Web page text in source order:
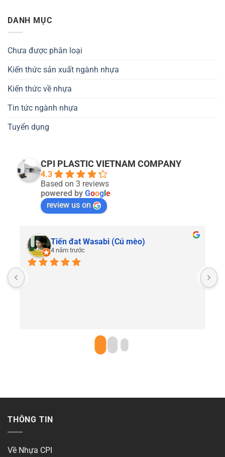
DANH MỤC
Chưa được phân loại
Kiến thức sản xuất ngành nhựa
Kiến thức về nhựa
Tin tức ngành nhựa
Tuyển dụng
CPI PLASTIC VIETNAM COMPANY
4.3
Based on 3 reviews
powered by Goog e
review us on
Tiến đat Wasabi (Cú mèo)
4 năm trước
THÔNG TIN
Về Nhựa CPI